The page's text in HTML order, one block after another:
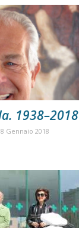
1938–2018
8 Gennaio 2018